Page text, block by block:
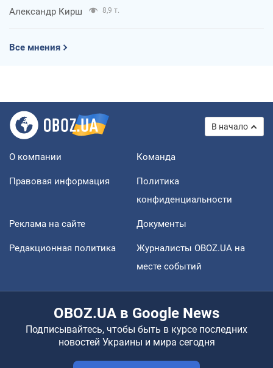
Александр Кирш 8,9 т.
Все мнения
В начало
О компании Команда
Правовая информация
Политика
конфиденциальности
Реклама на сайте Документы
Редакционная политика
Журналисты OBOZ.UA на
месте событий
OBOZ.UA в Google News
Подписывайтесь, чтобы быть в курсе последних
новостей Украины и мира сегодня